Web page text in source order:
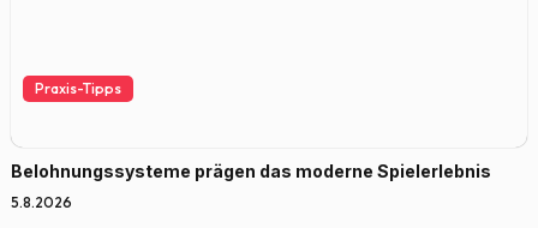
Praxis-Tipps
Belohnungssysteme prägen das moderne Spielerlebnis
5.8.2026